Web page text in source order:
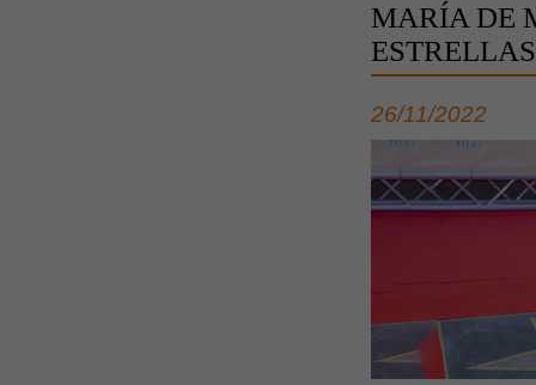
MARÍA DE
26/11/2022